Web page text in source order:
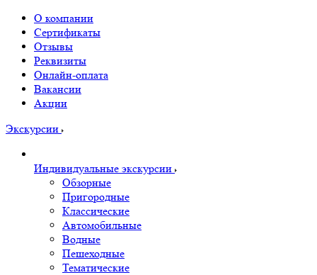
О компании
Сертификаты
Отзывы
Реквизиты
Онлайн-оплата
Вакансии
Акции
Экскурсии
Индивидуальные экскурсии
Обзорные
Пригородные
Классические
Автомобильные
Водные
Пешеходные
Тематические